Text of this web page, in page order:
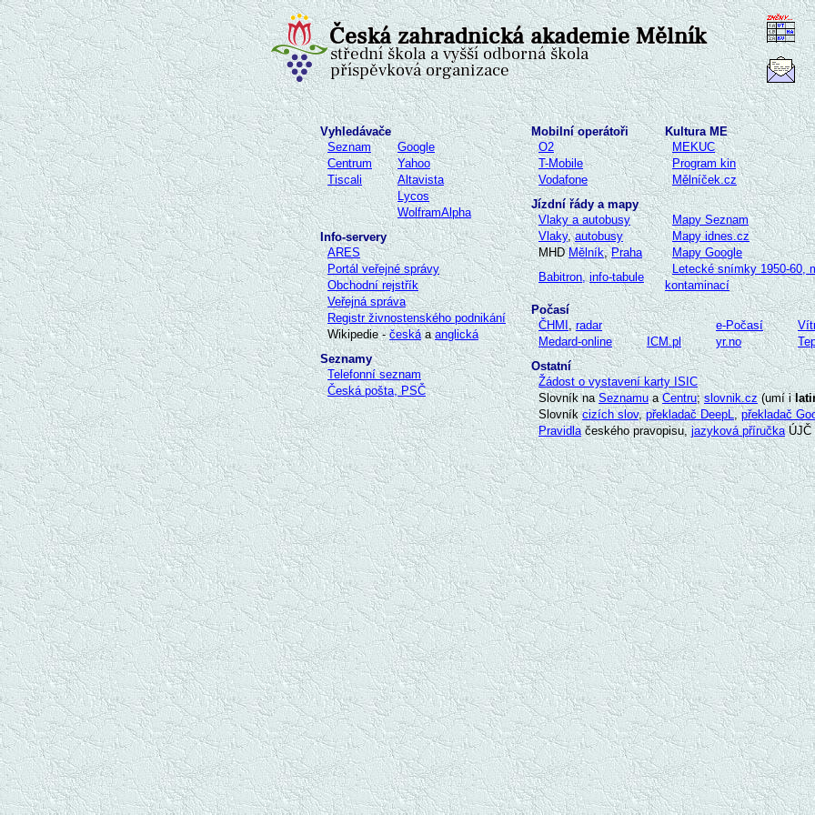
Vyhledávače
Seznam
Google
Centrum
Yahoo
Tiscali
Altavista
Lycos
WolframAlpha
Info-servery
ARES
Portál veřejné správy
Obchodní rejstřík
Veřejná správa
Registr živnostenského podnikání
Wikipedie -českáaanglická
Seznamy
Telefonní seznam
Česká pošta, PSČ
Mobilní operátoři
O2
T-Mobile
Vodafone
Kultura ME
MEKUC
Program kin
Mělníček.cz
Jízdní řády a mapy
Vlaky a autobusy
Mapy Seznam
Vlaky,autobusy
Mapy idnes.cz
MHDMělník,Praha
Mapy Google
Babitron, info-tabule
Letecké snímky 1950-60,
kontaminací
Počasí
ČHMI,radar e-Počasí
Medard-online
ICM.pl yr.no
Ostatní
Žádost o vystavení karty ISIC
Slovník naSeznamuaCentru;slovnik.cz(umí i
Slovníkcizích slov,překladač DeepL, překladač
Pravidlačeského pravopisu,jazyková příručkaÚJČ